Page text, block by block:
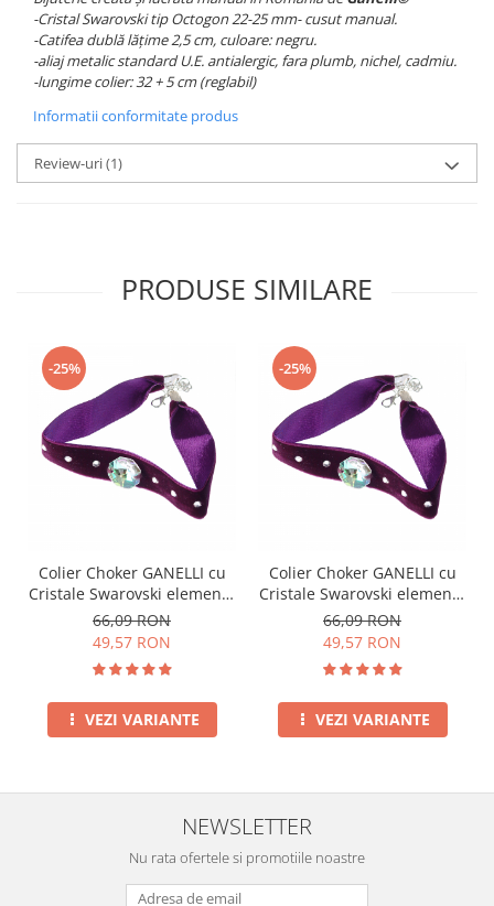
-Cristal Swarovski tip Octogon 22-25 mm- cusut manual.
-Catifea dublă lățime 2,5 cm, culoare: negru.
-aliaj metalic standard U.E. antialergic, fara plumb, nichel, cadmiu.
-lungime colier: 32 + 5 cm (reglabil)
Informatii conformitate produs
Review-uri(1)
PRODUSE SIMILARE
-25%
Colier Choker GANELLI cu
Cristale Swarovski elements
-un cristal central octogon
si 6 mici rotunde, catifea cu
dublura din satin (mov)
66,09 RON
49,57 RON
VEZI VARIANTE
-25%
Colier Choker GANELLI cu
Cristale Swarovski elements
-un cristal central octogon
si 6 mici rotunde, catifea cu
dublura din satin (mov)
66,09 RON
49,57 RON
VEZI VARIANTE
NEWSLETTER
Nu rata ofertele si promotiile noastre